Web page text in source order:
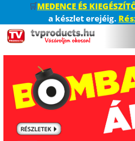
🛒MEDENCE ÉS
a készlet erejéig.